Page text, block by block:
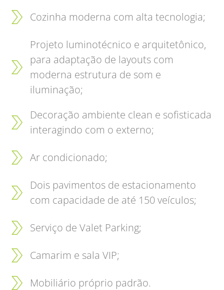
Cozinha moderna com alta tecnologia;
Projeto luminotécnico e arquitetônico,
para adaptação de layouts com
moderna estrutura de som e
iluminação;
Decoração ambiente clean e sofisticada
interagindo com o externo;
Ar condicionado;
Dois pavimentos de estacionamento
com capacidade de até 150 veículos;
Serviço de Valet Parking;
Camarim e sala VIP;
Mobiliário próprio padrão.